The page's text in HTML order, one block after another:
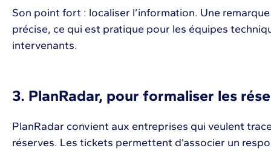
Son point fort : localiser l’information. Une
précise, ce qui est pratique pour les équipes
intervenants.
3. PlanRadar, pour formaliser les
PlanRadar convient aux entreprises qui veulent
réserves. Les tickets permettent d’associer un